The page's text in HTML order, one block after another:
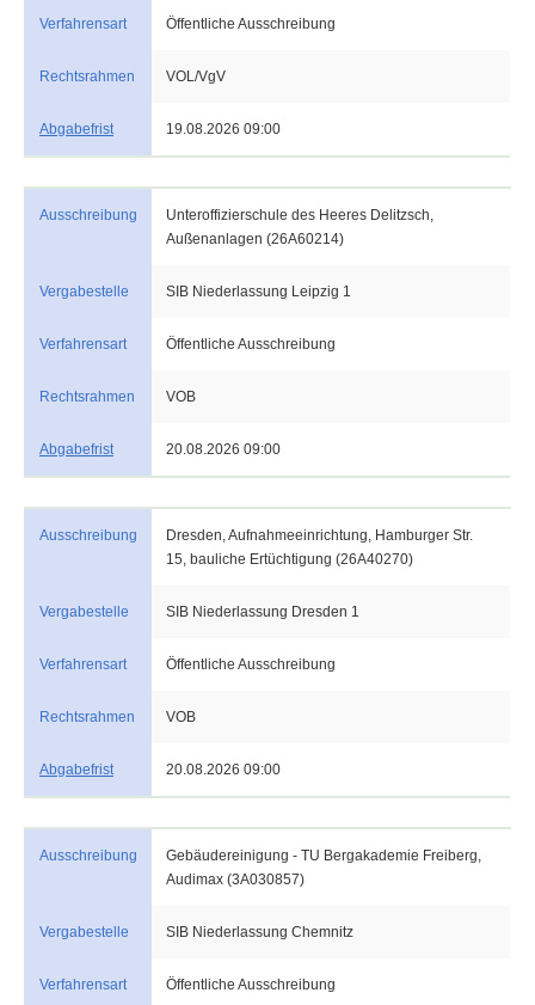
Verfahrensart Öffentliche Ausschreibung
Rechtsrahmen VOL/VgV
Abgabefrist 19.08.2026 09:00
Ausschreibung
Unteroffizierschule des Heeres Delitzsch,
Außenanlagen (26A60214)
Vergabestelle SIB Niederlassung Leipzig 1
Verfahrensart Öffentliche Ausschreibung
Rechtsrahmen VOB
Abgabefrist 20.08.2026 09:00
Ausschreibung
Dresden, Aufnahmeeinrichtung, Hamburger Str.
15, bauliche Ertüchtigung (26A40270)
Vergabestelle SIB Niederlassung Dresden 1
Verfahrensart Öffentliche Ausschreibung
Rechtsrahmen VOB
Abgabefrist 20.08.2026 09:00
Ausschreibung
Gebäudereinigung - TU Bergakademie Freiberg,
Audimax (3A030857)
Vergabestelle SIB Niederlassung Chemnitz
Verfahrensart Öffentliche Ausschreibung